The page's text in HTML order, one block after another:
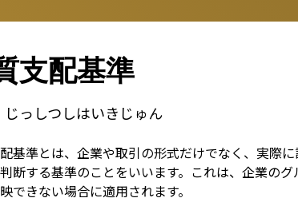
支配基準
じっしつしはいきじゅん
基準とは、企業や取引の形式だけでなく、実際
断する基準のことをいいます。これは、企業の
できない場合に適用されます。